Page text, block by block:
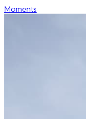
Moments